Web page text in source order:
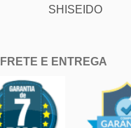
SHISEIDO
FRETE E ENTREGA